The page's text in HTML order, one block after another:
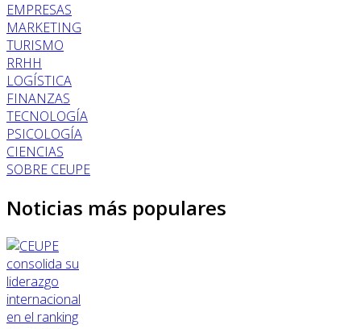
EMPRESAS
MARKETING
TURISMO
RRHH
LOGÍSTICA
FINANZAS
TECNOLOGÍA
PSICOLOGÍA
CIENCIAS
SOBRE CEUPE
Noticias más populares